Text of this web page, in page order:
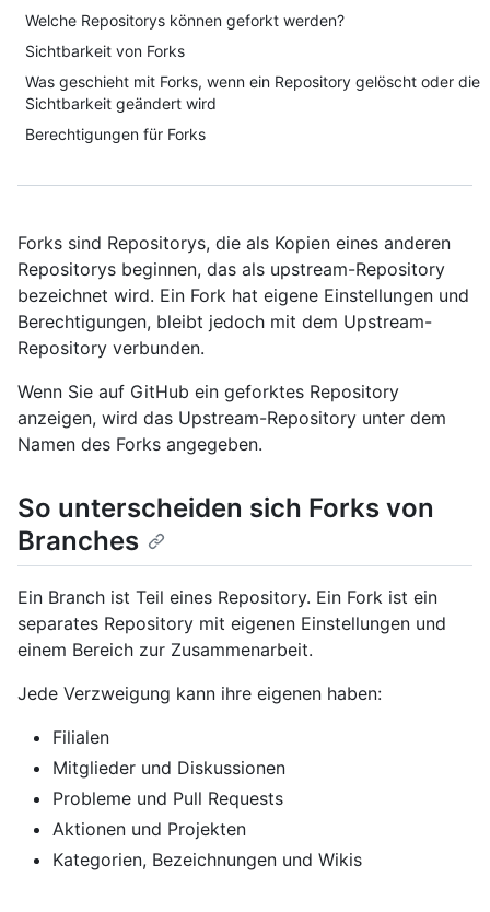
Welche Repositorys können geforkt werden?
Sichtbarkeit von Forks
Was geschieht mit Forks, wenn ein Repository gelöscht oder die
Sichtbarkeit geändert wird
Berechtigungen für Forks
Forks sind Repositorys, die als Kopien eines anderen
Repositorys beginnen, das als upstream-Repository
bezeichnet wird. Ein Fork hat eigene Einstellungen und
Berechtigungen, bleibt jedoch mit dem Upstream-
Repository verbunden.
Wenn Sie auf GitHub ein geforktes Repository
anzeigen, wird das Upstream-Repository unter dem
Namen des Forks angegeben.
So unterscheiden sich Forks von
Branches
Ein Branch ist Teil eines Repository. Ein Fork ist ein
separates Repository mit eigenen Einstellungen und
einem Bereich zur Zusammenarbeit.
Jede Verzweigung kann ihre eigenen haben:
Filialen
Mitglieder und Diskussionen
Probleme und Pull Requests
Aktionen und Projekten
Kategorien, Bezeichnungen und Wikis